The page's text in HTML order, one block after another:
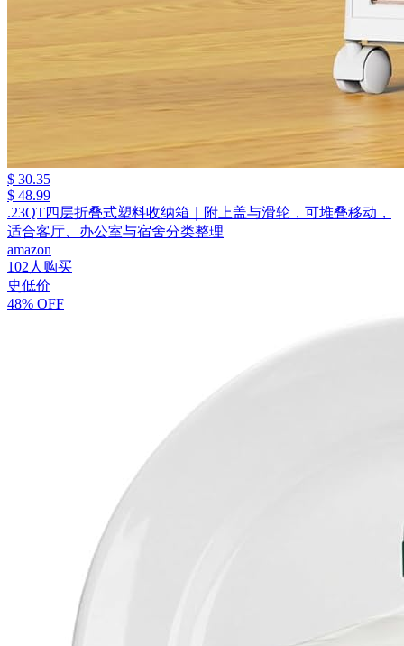
$ 30.35
$ 48.99
.23QT四层折叠式塑料收纳箱｜附上盖与滑轮，可堆叠移动，
适合客厅、办公室与宿舍分类整理
amazon
102人购买
史低价
48% OFF